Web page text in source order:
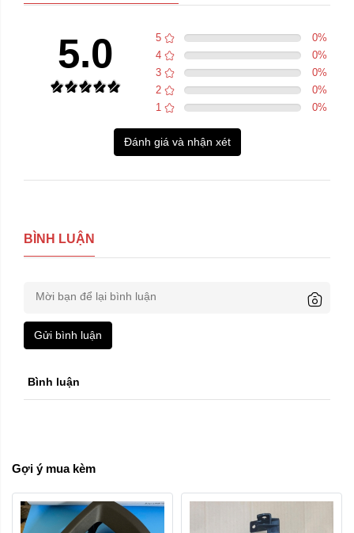
5.0 5 0%
4
0%
3
0%
2
0%
1
0%
Đánh giá và nhận xét
BÌNH LUẬN
Gửi bình luận
Bình luận
Gợi ý mua kèm